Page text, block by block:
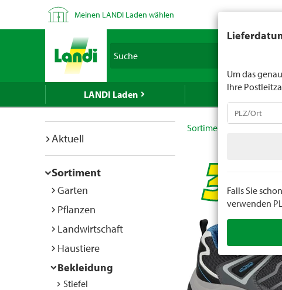
Meinen LANDI Laden wählen
LANDI Laden
Aktuell
Sortiment
Garten
Pflanzen
Landwirtschaft
Haustiere
Bekleidung
Stiefel
Sortiment
Um das
Ihre
Falls Sie
verwenden
LANDI